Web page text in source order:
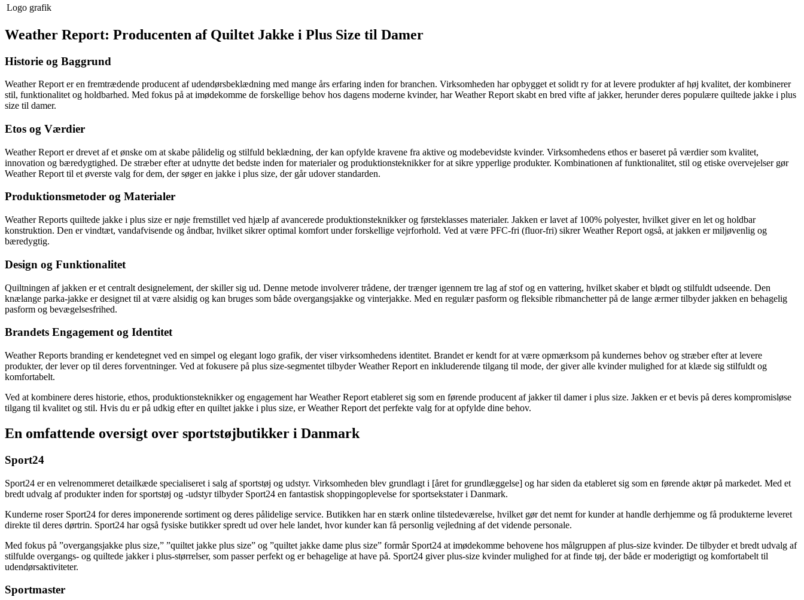
Logo grafik
Weather Report: Producenten af Quiltet Jakke i Plus Size til Damer
Historie og Baggrund
Weather Report er en fremtrædende producent af udendørsbeklædning med mange års erfaring inden for branchen. Virksomheden har opbygget et solidt ry for at levere produkter af høj kvalitet, der kombinerer
stil, funktionalitet og holdbarhed. Med fokus på at imødekomme de forskellige behov hos dagens moderne kvinder, har Weather Report skabt en bred vifte af jakker, herunder deres populære quiltede jakke i plus
size til damer.
Etos og Værdier
Weather Report er drevet af et ønske om at skabe pålidelig og stilfuld beklædning, der kan opfylde kravene fra aktive og modebevidste kvinder. Virksomhedens ethos er baseret på værdier som kvalitet,
innovation og bæredygtighed. De stræber efter at udnytte det bedste inden for materialer og produktionsteknikker for at sikre ypperlige produkter. Kombinationen af funktionalitet, stil og etiske overvejelser gør
Weather Report til et øverste valg for dem, der søger en jakke i plus size, der går udover standarden.
Produktionsmetoder og Materialer
Weather Reports quiltede jakke i plus size er nøje fremstillet ved hjælp af avancerede produktionsteknikker og førsteklasses materialer. Jakken er lavet af 100% polyester, hvilket giver en let og holdbar
konstruktion. Den er vindtæt, vandafvisende og åndbar, hvilket sikrer optimal komfort under forskellige vejrforhold. Ved at være PFC-fri (fluor-fri) sikrer Weather Report også, at jakken er miljøvenlig og
bæredygtig.
Design og Funktionalitet
Quiltningen af jakken er et centralt designelement, der skiller sig ud. Denne metode involverer trådene, der trænger igennem tre lag af stof og en vattering, hvilket skaber et blødt og stilfuldt udseende. Den
knælange parka-jakke er designet til at være alsidig og kan bruges som både overgangsjakke og vinterjakke. Med en regulær pasform og fleksible ribmanchetter på de lange ærmer tilbyder jakken en behagelig
pasform og bevægelsesfrihed.
Brandets Engagement og Identitet
Weather Reports branding er kendetegnet ved en simpel og elegant logo grafik, der viser virksomhedens identitet. Brandet er kendt for at være opmærksom på kundernes behov og stræber efter at levere
produkter, der lever op til deres forventninger. Ved at fokusere på plus size-segmentet tilbyder Weather Report en inkluderende tilgang til mode, der giver alle kvinder mulighed for at klæde sig stilfuldt og
komfortabelt.
Ved at kombinere deres historie, ethos, produktionsteknikker og engagement har Weather Report etableret sig som en førende producent af jakker til damer i plus size. Jakken er et bevis på deres kompromisløse
tilgang til kvalitet og stil. Hvis du er på udkig efter en quiltet jakke i plus size, er Weather Report det perfekte valg for at opfylde dine behov.
En omfattende oversigt over sportstøjbutikker i Danmark
Sport24
Sport24 er en velrenommeret detailkæde specialiseret i salg af sportstøj og udstyr. Virksomheden blev grundlagt i [året for grundlæggelse] og har siden da etableret sig som en førende aktør på markedet. Med et
bredt udvalg af produkter inden for sportstøj og -udstyr tilbyder Sport24 en fantastisk shoppingoplevelse for sportsekstater i Danmark.
Kunderne roser Sport24 for deres imponerende sortiment og deres pålidelige service. Butikken har en stærk online tilstedeværelse, hvilket gør det nemt for kunder at handle derhjemme og få produkterne leveret
direkte til deres dørtrin. Sport24 har også fysiske butikker spredt ud over hele landet, hvor kunder kan få personlig vejledning af det vidende personale.
Med fokus på ”overgangsjakke plus size,” ”quiltet jakke plus size” og ”quiltet jakke dame plus size” formår Sport24 at imødekomme behovene hos målgruppen af plus-size kvinder. De tilbyder et bredt udvalg af
stilfulde overgangs- og quiltede jakker i plus-størrelser, som passer perfekt og er behagelige at have på. Sport24 giver plus-size kvinder mulighed for at finde tøj, der både er moderigtigt og komfortabelt til
udendørsaktiviteter.
Sportmaster